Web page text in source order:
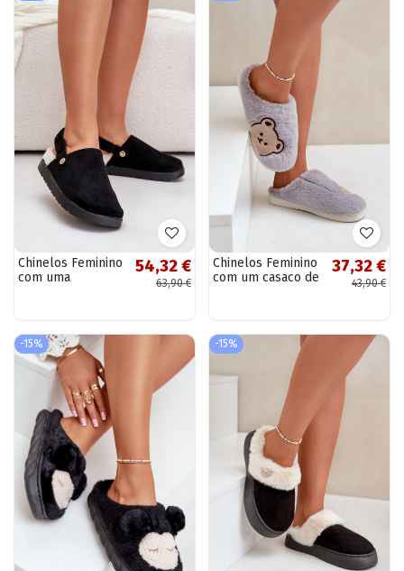
Chinelos Feminino
com uma
Typu Baranek cor...
54,32 €
63,90 €
Chinelos Feminino
com um casaco de
37,32 €
43,90 €
-15% -15%